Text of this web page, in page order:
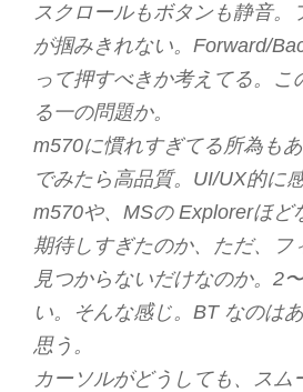
スクロールもボタンも静音。
が掴みきれない。Forward/
って押すべきか考えてる。こ
る一の問題か。
m570に慣れすぎてる所為も
でみたら高品質。UI/UX的に
m570や、MSの Explorerほど
期待しすぎたのか、ただ、フ
見つからないだけなのか。2
い。そんな感じ。BT なのは
思う。
カーソルがどうしても、スム